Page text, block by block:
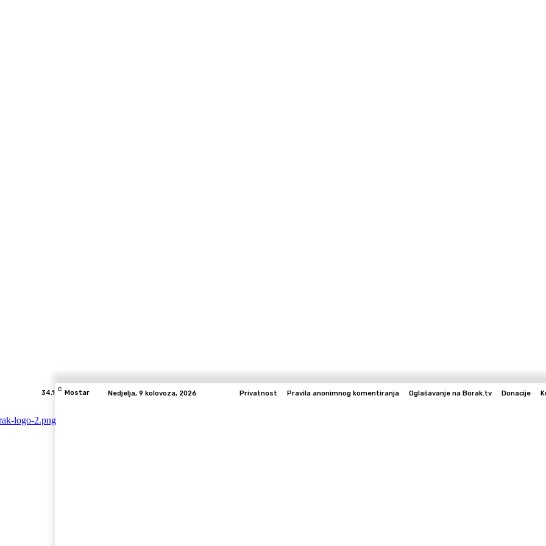
34.1 C Mostar Nedjelja, 9 kolovoza, 2026 Privatnost Pravila anonimnog komentiranja Oglašavanje na Borak.tv Donacije